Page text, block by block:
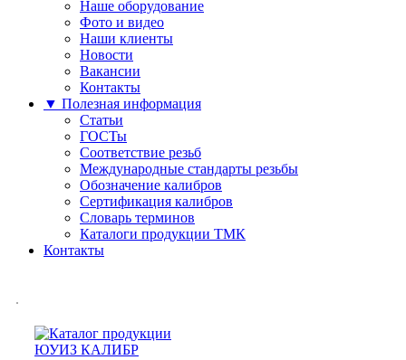
Наше оборудование
Фото и видео
Наши клиенты
Новости
Вакансии
Контакты
▼ Полезная информация
Статьи
ГОСТы
Соответствие резьб
Международные стандарты резьбы
Обозначение калибров
Сертификация калибров
Словарь терминов
Каталоги продукции ТМК
Контакты